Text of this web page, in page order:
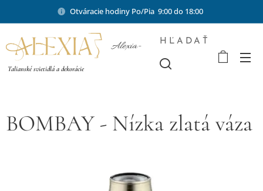
Otváracie hodiny Po/Pia 9:00 do 18:00
Alexia-
Talianské svietidlá a dekorácie
HĽADAŤ
BOMBAY - Nízka zlatá váza